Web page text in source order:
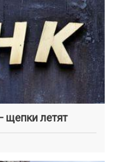
щепки летят